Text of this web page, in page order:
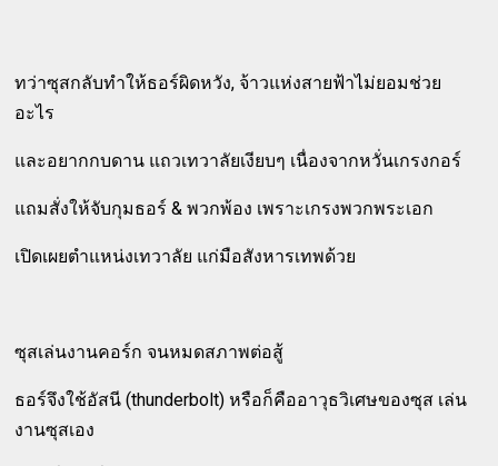
ทว่าซุสกลับทำให้ธอร์ผิดหวัง, จ้าวแห่งสายฟ้าไม่ยอมช่วย
อะไร
และอยากกบดาน แถวเทวาลัยเงียบๆ เนื่องจากหวั่นเกรงกอร์
แถมสั่งให้จับกุมธอร์ & พวกพ้อง เพราะเกรงพวกพระเอก
เปิดเผยตำแหน่งเทวาลัย แก่มือสังหารเทพด้วย
ซุสเล่นงานคอร์ก จนหมดสภาพต่อสู้
ธอร์จึงใช้อัสนี (thunderbolt) หรือก็คืออาวุธวิเศษของซุส เล่น
งานซุสเอง